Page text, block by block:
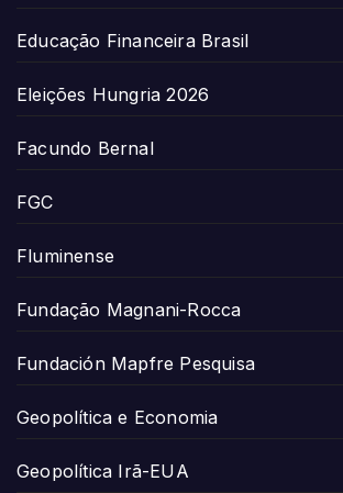
Educação Financeira Brasil
Eleições Hungria 2026
Facundo Bernal
FGC
Fluminense
Fundação Magnani-Rocca
Fundación Mapfre Pesquisa
Geopolítica e Economia
Geopolítica Irã-EUA